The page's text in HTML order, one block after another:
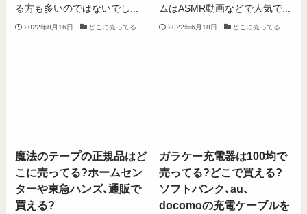
る方も多いのではないでし...
2022年8月16日 どこに売ってる
ムはASMR動画などで人気で...
2022年6月18日 どこに売ってる
魔法のテープの正規品はど
こに売ってる?ホームセン
ターや東急ハンズ､通販で
買える?
ガラケー充電器は100均で
売ってる?どこで買える?
ソフトバンク､au､
docomoの充電ケーブルを